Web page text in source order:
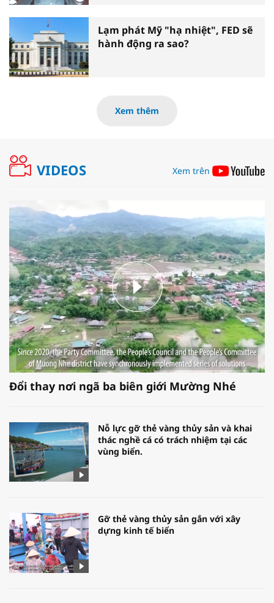
Lạm phát Mỹ "hạ nhiệt", FED sẽ
hành động ra sao?
Xem thêm
VIDEOS Xem trên
Đổi thay nơi ngã ba biên giới Mường Nhé
Nỗ lực gỡ thẻ vàng thủy sản và khai
thác nghề cá có trách nhiệm tại các
vùng biển.
Gỡ thẻ vàng thủy sản gắn với xây
dựng kinh tế biển